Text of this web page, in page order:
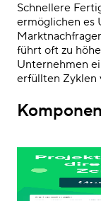
Schnellere
ermöglichen es
führt oft zu
Unternehmen
erfüllten Zyklen